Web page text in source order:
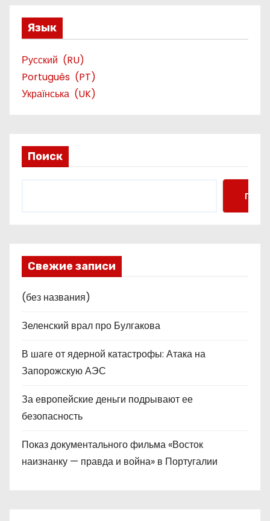
Язык
Русский
RU
Português
PT
Українська
UK
Поиск
Поиск
Свежие записи
(без названия)
Зеленский врал про Булгакова
В шаге от ядерной катастрофы: Атака на
Запорожскую АЭС
За европейские деньги подрывают ее
безопасность
Показ документального фильма «Восток
наизнанку — правда и война» в Португалии